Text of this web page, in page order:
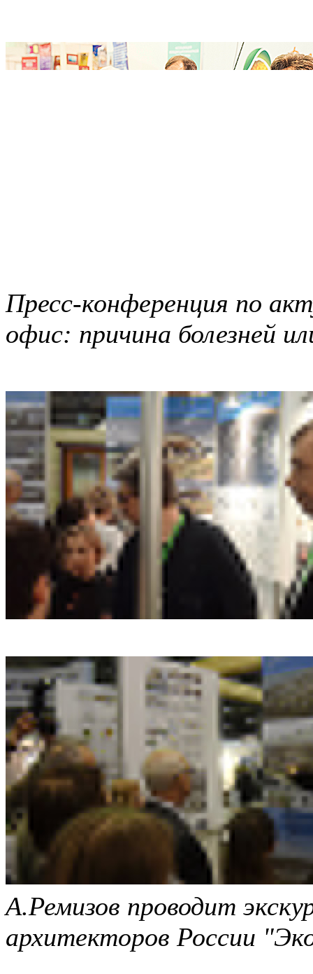
Пресс-конференция по
офис: причина болезней
А.Ремизов проводит
архитекторов России